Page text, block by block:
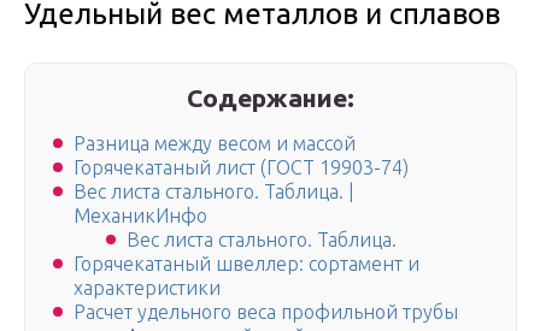
Удельный вес металлов и сплавов
Содержание:
Разница между весом и массой
Горячекатаный лист (ГОСТ 19903-74)
Вес листа стального. Таблица. |
МеханикИнфо
Вес листа стального. Таблица.
Горячекатаный швеллер: сортамент и
характеристики
Расчет удельного веса профильной трубы